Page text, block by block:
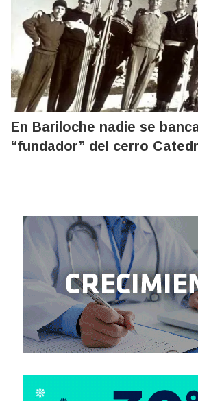
En Bariloche nadie se
“fundador” del cerro